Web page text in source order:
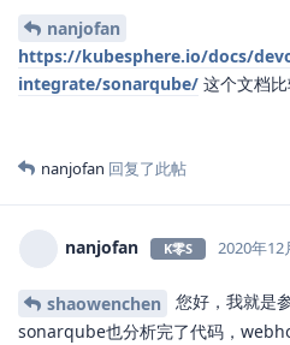
nanjofan
https://kubesphere.io/docs/
integrate/sonarqube/ 这个文档比
nanjofan 回复了此帖
nanjofan K零S 2020年12
shaowenchen
您好，我就是
sonarqube也分析完了代码，